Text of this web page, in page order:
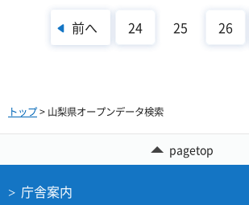
前へ 24 25 26
トップ> 山梨県オープンデータ検索
pagetop
庁舎案内